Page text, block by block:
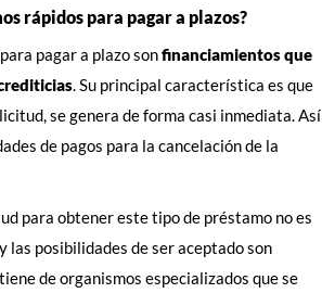
rápidos para pagar a plazos?
pagar a plazo sonfinanciamientos que
. Su principal característica es que
se genera de forma casi inmediata. Así
de pagos para la cancelación de la
para obtener este tipo de préstamo no es
las posibilidades de ser aceptado son
de organismos especializados que se